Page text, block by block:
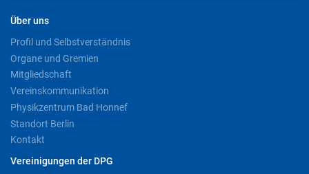
Über uns
Profil und Selbstverständnis
Organe und Gremien
Mitgliedschaft
Vereinskommunikation
Physikzentrum Bad Honnef
Standort Berlin
Kontakt
Vereinigungen der DPG